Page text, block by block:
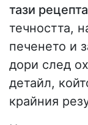
тази рецепта
течността,
печенето и
дори след
детайл,
крайния